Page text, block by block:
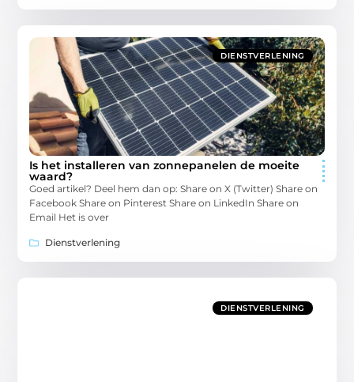
DIENSTVERLENING
Is het installeren van zonnepanelen de moeite
waard?
Goed artikel? Deel hem dan op: Share on X (Twitter) Share on
Facebook Share on Pinterest Share on LinkedIn Share on
Email Het is over
Dienstverlening
DIENSTVERLENING